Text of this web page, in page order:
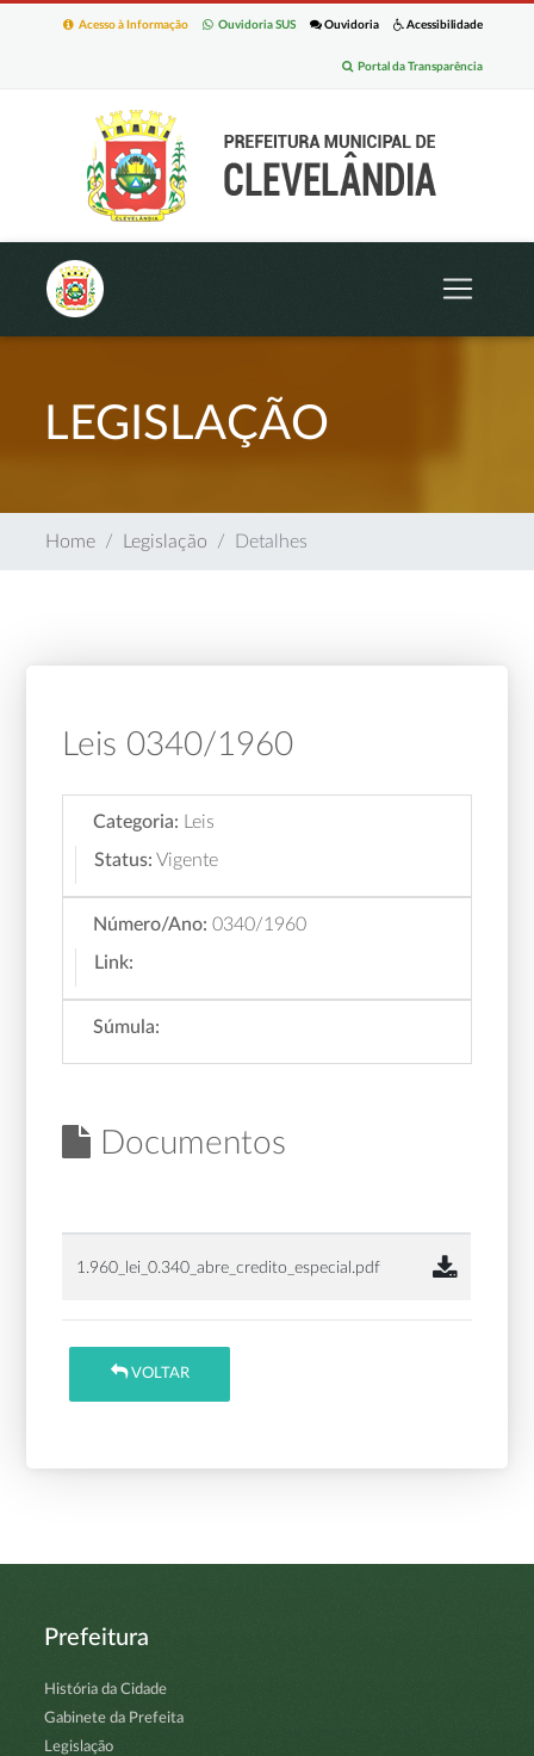
Acessibilidade
Ouvidoria
Ouvidoria SUS
Acesso à Informação
Portal da Transparência
LEGISLAÇÃO
Home Legislação Detalhes
Leis 0340/1960
Categoria:
Leis
Status: Vigente
Número/Ano: 0340/1960
Link:
Súmula:
Documentos
1.960_lei_0.340_abre_credito_especial.pdf
VOLTAR
Prefeitura
História da Cidade
Gabinete da Prefeita
Legislação